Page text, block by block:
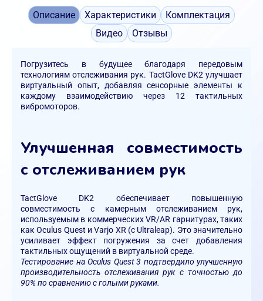
Описание Характеристики
Комплектация
Видео
Отзывы
Погрузитесь в будущее благодаря передовым
технологиям отслеживания рук. TactGlove DK2 улучшает
виртуальный опыт, добавляя сенсорные элементы к
каждому взаимодействию через 12 тактильных
вибромоторов.
Улучшенная совместимость
с отслеживанием рук
TactGlove DK2 обеспечивает повышенную
совместимость с камерным отслеживанием рук,
используемым в коммерческих VR/AR гарнитурах, таких
как Oculus Quest и Varjo XR (с Ultraleap). Это значительно
усиливает эффект погружения за счет добавления
тактильных ощущений в виртуальной среде.
Тестирование на Oculus Quest 3 подтвердило улучшенную
производительность отслеживания рук с точностью до
90% по сравнению с голыми руками.